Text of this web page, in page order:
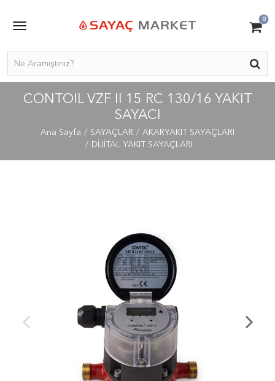
0
CONTOIL VZF II 15 RC 130/16 YAKIT
SAYACI
Ana Sayfa SAYAÇLAR
AKARYAKIT SAYAÇLARI
DİJİTAL YAKIT SAYAÇLARI